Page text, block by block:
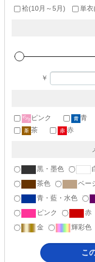
袷(10月～5月) 単
￥
ピンク 青
茶
赤
黒・墨色
茶色
ベー
青・藍・水色
ピンク
赤
金
輝彩色